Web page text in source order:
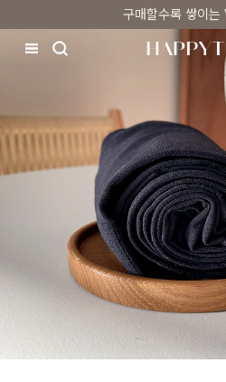
구매할수록 쌓이는